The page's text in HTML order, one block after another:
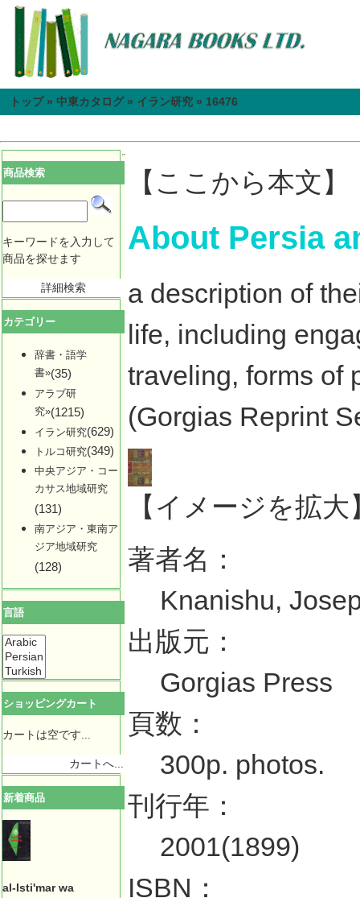
トップ» 中東カタログ» イラン研究 » 16476
商品検索
キーワードを入力して
商品を探せます
詳細検索
カテゴリー
辞書・語学
書»(35)
アラブ研
究»(1215)
イラン研究(629)
トルコ研究(349)
中央アジア・コー
カサス地域研究
(131)
南アジア・東南ア
ジア地域研究
(128)
言語
ショッピングカート
カートは空です...
カートへ...
新着商品
al-Isti'mar wa
【ここから本文】
About Persia
a description of
life, including
traveling, forms of
(Gorgias Reprint
【イメージを拡大
著者名：
Knanishu,
出版元：
Gorgias Press
頁数：
300p. photos.
刊行年：
2001(1899)
ISBN：